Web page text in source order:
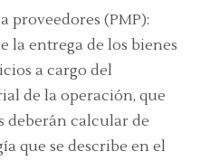
proveedores (PMP):
la entrega de los bienes
a cargo del
de la operación, que
deberán calcular de
que se describe en el